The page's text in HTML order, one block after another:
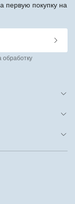
первую покупку на
обработку